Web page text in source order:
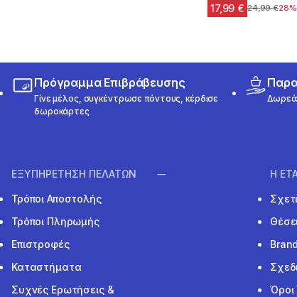
17,99 € Αρχική τιμή
24,99 €28%
Πρόγραμμα Επιβράβευσης
Γίνε μέλος, συγκέντρωσε πόντους, κέρδισε
δωροκάρτες
ΕΞΥΠΗΡΕΤΗΣΗ ΠΕΛΑΤΩΝ
Τρόποι Αποστολής
Τρόποι Πληρωμής
Επιστροφές
Καταστήματα
Συχνές Ερωτήσεις &
Η
Όροι